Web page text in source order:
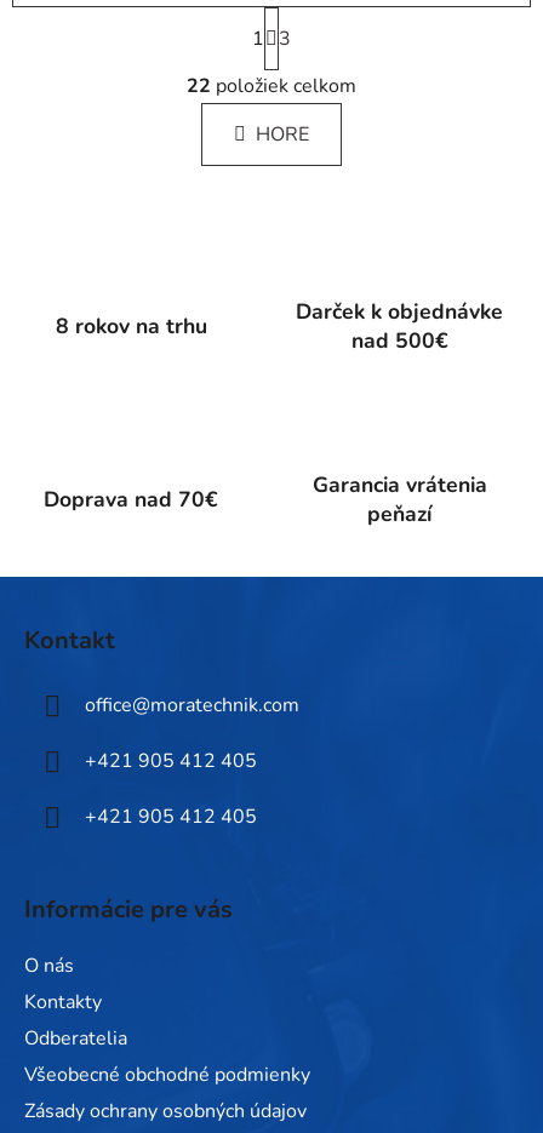
O
v
l
á
d
u
S
t
r
á
n
k
1
3
22 položiek celkom
HORE
8 rokov na trhu
Darček k objednávke
nad 500€
Doprava nad 70€
Garancia vrátenia
peňazí
Kontakt
office@moratechnik.com
+421 905 412 405
+421 905 412 405
Informácie pre vás
O nás
Kontakty
Odberatelia
Všeobecné obchodné podmienky
Zásady ochrany osobných údajov